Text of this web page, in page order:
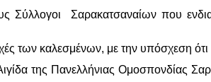
Σύλλογοι Σαρακατσαναίων που
των καλεσμένων, με την υπόσχεση ότι
της Πανελλήνιας Ομοσπονδίας